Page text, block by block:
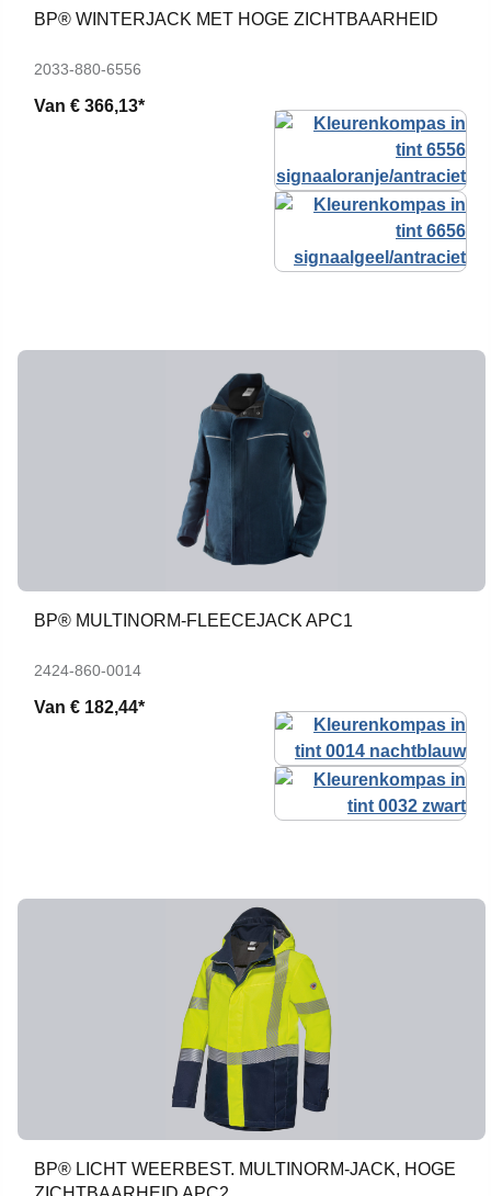
BP® WINTERJACK MET HOGE ZICHTBAARHEID
2033-880-6556
Van € 366,13*
BP® MULTINORM-FLEECEJACK APC1
2424-860-0014
Van € 182,44*
BP® LICHT WEERBEST. MULTINORM-JACK, HOGE